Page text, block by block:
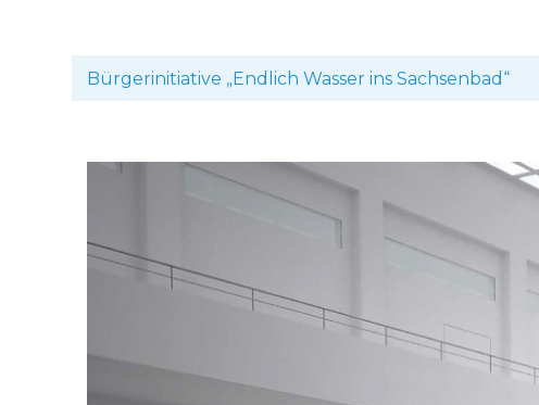
Bürgerinitiative „Endlich Wasser ins Sachsenbad“